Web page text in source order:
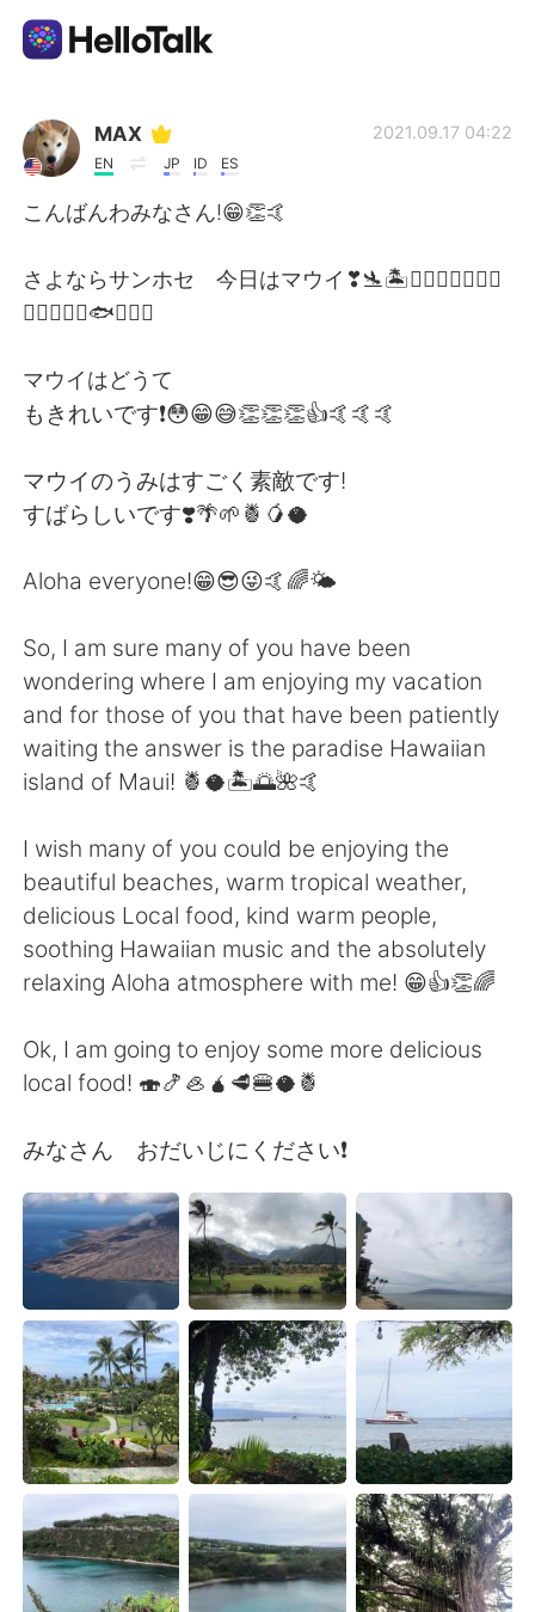
Language Exchange App
AI Grammar Checker
Español العربية
Français Deutsch
Indonesia Italiano
Türkçe Tiếng Việt
Português
MAX
EN JP ID ES
2021.09.17 04:22
こんばんわみなさん!😁👏🤙
さよならサンホセ 今日はマウイ❣🛬🏝🏄🏻‍♂️🌊🌈🏊🏻
🏌🏿🍍🥥🎣🐟🍣🍤🍱
マウイはどうて
もきれいです❗️😳😁😅👏👏👏👍🤙🤙🤙
マウイのうみはすごく素敵です!
すばらしいです❣️🌴🌱🍍🥭🥥
Aloha everyone!😁😎😜🤙🌈🌤
So, I am sure many of you have been
wondering where I am enjoying my vacation
and for those of you that have been patiently
waiting the answer is the paradise Hawaiian
island of Maui! 🍍🥥🏝🌅🌺🤙
I wish many of you could be enjoying the
beautiful beaches, warm tropical weather,
delicious Local food, kind warm people,
soothing Hawaiian music and the absolutely
relaxing Aloha atmosphere with me! 😁👍👏🌈
Ok, I am going to enjoy some more delicious
local food! 🍣🍤🦪🧉🥩🍔🥥🍍
みなさん おだいじにください❗️